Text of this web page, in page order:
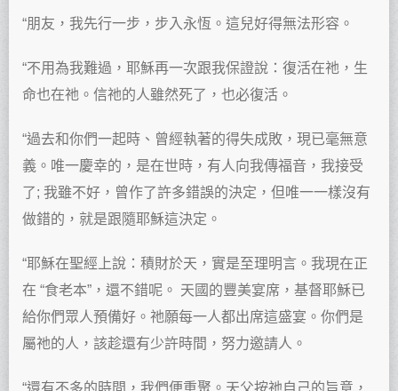
“朋友，我先行一步，步入永恆。這兒好得無法形容。
“不用為我難過，耶穌再一次跟我保證說：復活在祂，生
命也在祂。信祂的人雖然死了，也必復活。
“過去和你們一起時、曾經執著的得失成敗，現已毫無意
義。唯一慶幸的，是在世時，有人向我傳福音，我接受
了; 我雖不好，曾作了許多錯誤的決定，但唯一一樣沒有
做錯的，就是跟隨耶穌這決定。
“耶穌在聖經上說：積財於天，實是至理明言。我現在正
在 “食老本”，還不錯呢。 天國的豐美宴席，基督耶穌已
給你們眾人預備好。祂願每一人都出席這盛宴。你們是
屬祂的人，該趁還有少許時間，努力邀請人。